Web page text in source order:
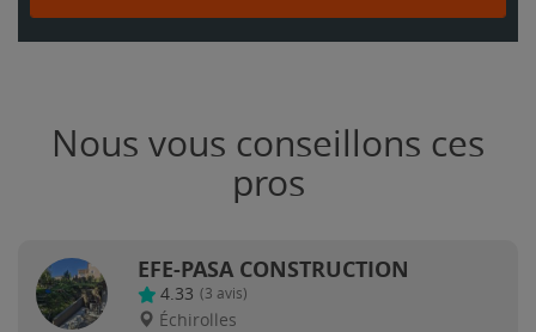
Nous vous conseillons ces
pros
EFE-PASA CONSTRUCTION
4.33 (3 avis)
Échirolles